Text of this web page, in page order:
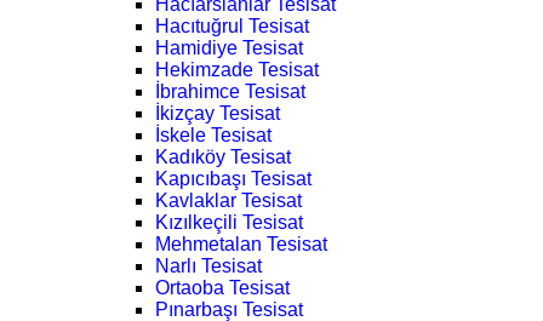
Hacıarslanlar Tesisat
Hacıtuğrul Tesisat
Hamidiye Tesisat
Hekimzade Tesisat
İbrahimce Tesisat
İkizçay Tesisat
İskele Tesisat
Kadıköy Tesisat
Kapıcıbaşı Tesisat
Kavlaklar Tesisat
Kızılkeçili Tesisat
Mehmetalan Tesisat
Narlı Tesisat
Ortaoba Tesisat
Pınarbaşı Tesisat